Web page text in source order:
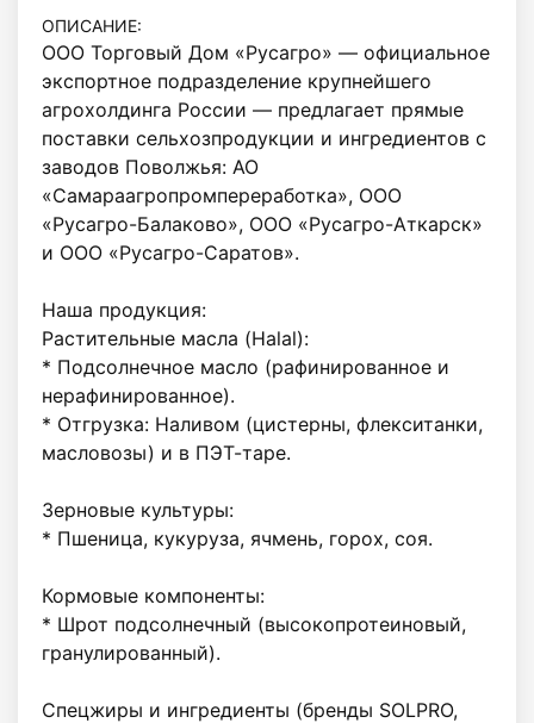
ОПИСАНИЕ:
ООО Торговый Дом «Русагро» — официальное
экспортное подразделение крупнейшего
агрохолдинга России — предлагает прямые
поставки сельхозпродукции и ингредиентов с
заводов Поволжья: АО
«Самараагропромпереработка», ООО
«Русагро-Балаково», ООО «Русагро-Аткарск»
и ООО «Русагро-Саратов».
Наша продукция:
Растительные масла (Halal):
* Подсолнечное масло (рафинированное и
нерафинированное).
* Отгрузка: Наливом (цистерны, флекситанки,
масловозы) и в ПЭТ-таре.
Зерновые культуры:
* Пшеница, кукуруза, ячмень, горох, соя.
Кормовые компоненты:
* Шрот подсолнечный (высокопротеиновый,
гранулированный).
Спецжиры и ингредиенты (бренды SOLPRO,